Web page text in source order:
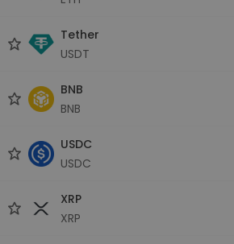
Tether
USDT
BNB
BNB
USDC
USDC
XRP
XRP